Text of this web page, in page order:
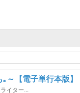
～【電子単行本版】
イター...